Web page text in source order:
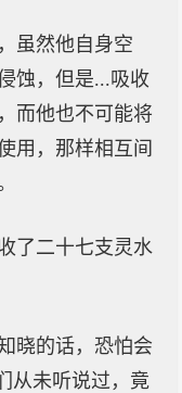
虽然他自身空
蚀，但是...吸收
而他也不可能将
用，那样相互间
了二十七支灵水
晓的话，恐怕会
从未听说过，竟